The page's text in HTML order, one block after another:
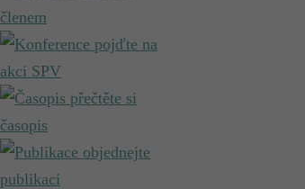
členem
pojďte na
akci SPV
přečtěte si
časopis
objednejte
publikaci